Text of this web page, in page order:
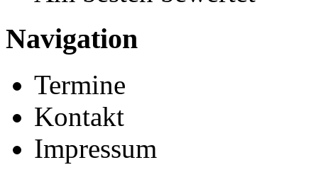
Navigation
Termine
Kontakt
Impressum